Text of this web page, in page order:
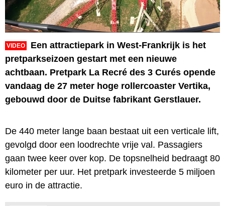
VIDEO
Een attractiepark in West-Frankrijk is het
pretparkseizoen gestart met een nieuwe
achtbaan. Pretpark La Recré des 3 Curés opende
vandaag de 27 meter hoge rollercoaster Vertika,
gebouwd door de Duitse fabrikant Gerstlauer.
De 440 meter lange baan bestaat uit een verticale lift,
gevolgd door een loodrechte vrije val. Passagiers
gaan twee keer over kop. De topsnelheid bedraagt 80
kilometer per uur. Het pretpark investeerde 5 miljoen
euro in de attractie.